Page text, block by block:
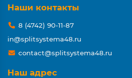
Наши контакты
8 (4742) 90-11-87
in@splitsystema48.ru
contact@splitsystema48.ru
Наш адрес